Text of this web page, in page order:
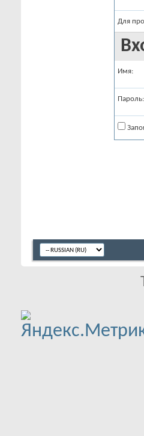
Для
Имя:
Пароль: